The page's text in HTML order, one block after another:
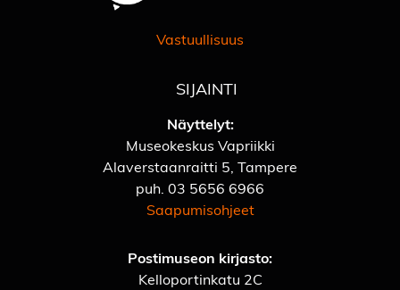
Vastuullisuus
SIJAINTI
Näyttelyt:
Museokeskus Vapriikki
Alaverstaanraitti 5, Tampere
puh. 03 5656 6966
Saapumisohjeet
Postimuseon kirjasto:
Kelloportinkatu 2C